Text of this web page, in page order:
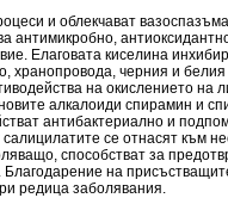
и облекчават
антимикробно,
Елаговата киселина
хранопровода, черния и
на окислението на
алкалоиди спирамин и
антибактериално и
се отнасят към
способстват за
на
редица заболявания.